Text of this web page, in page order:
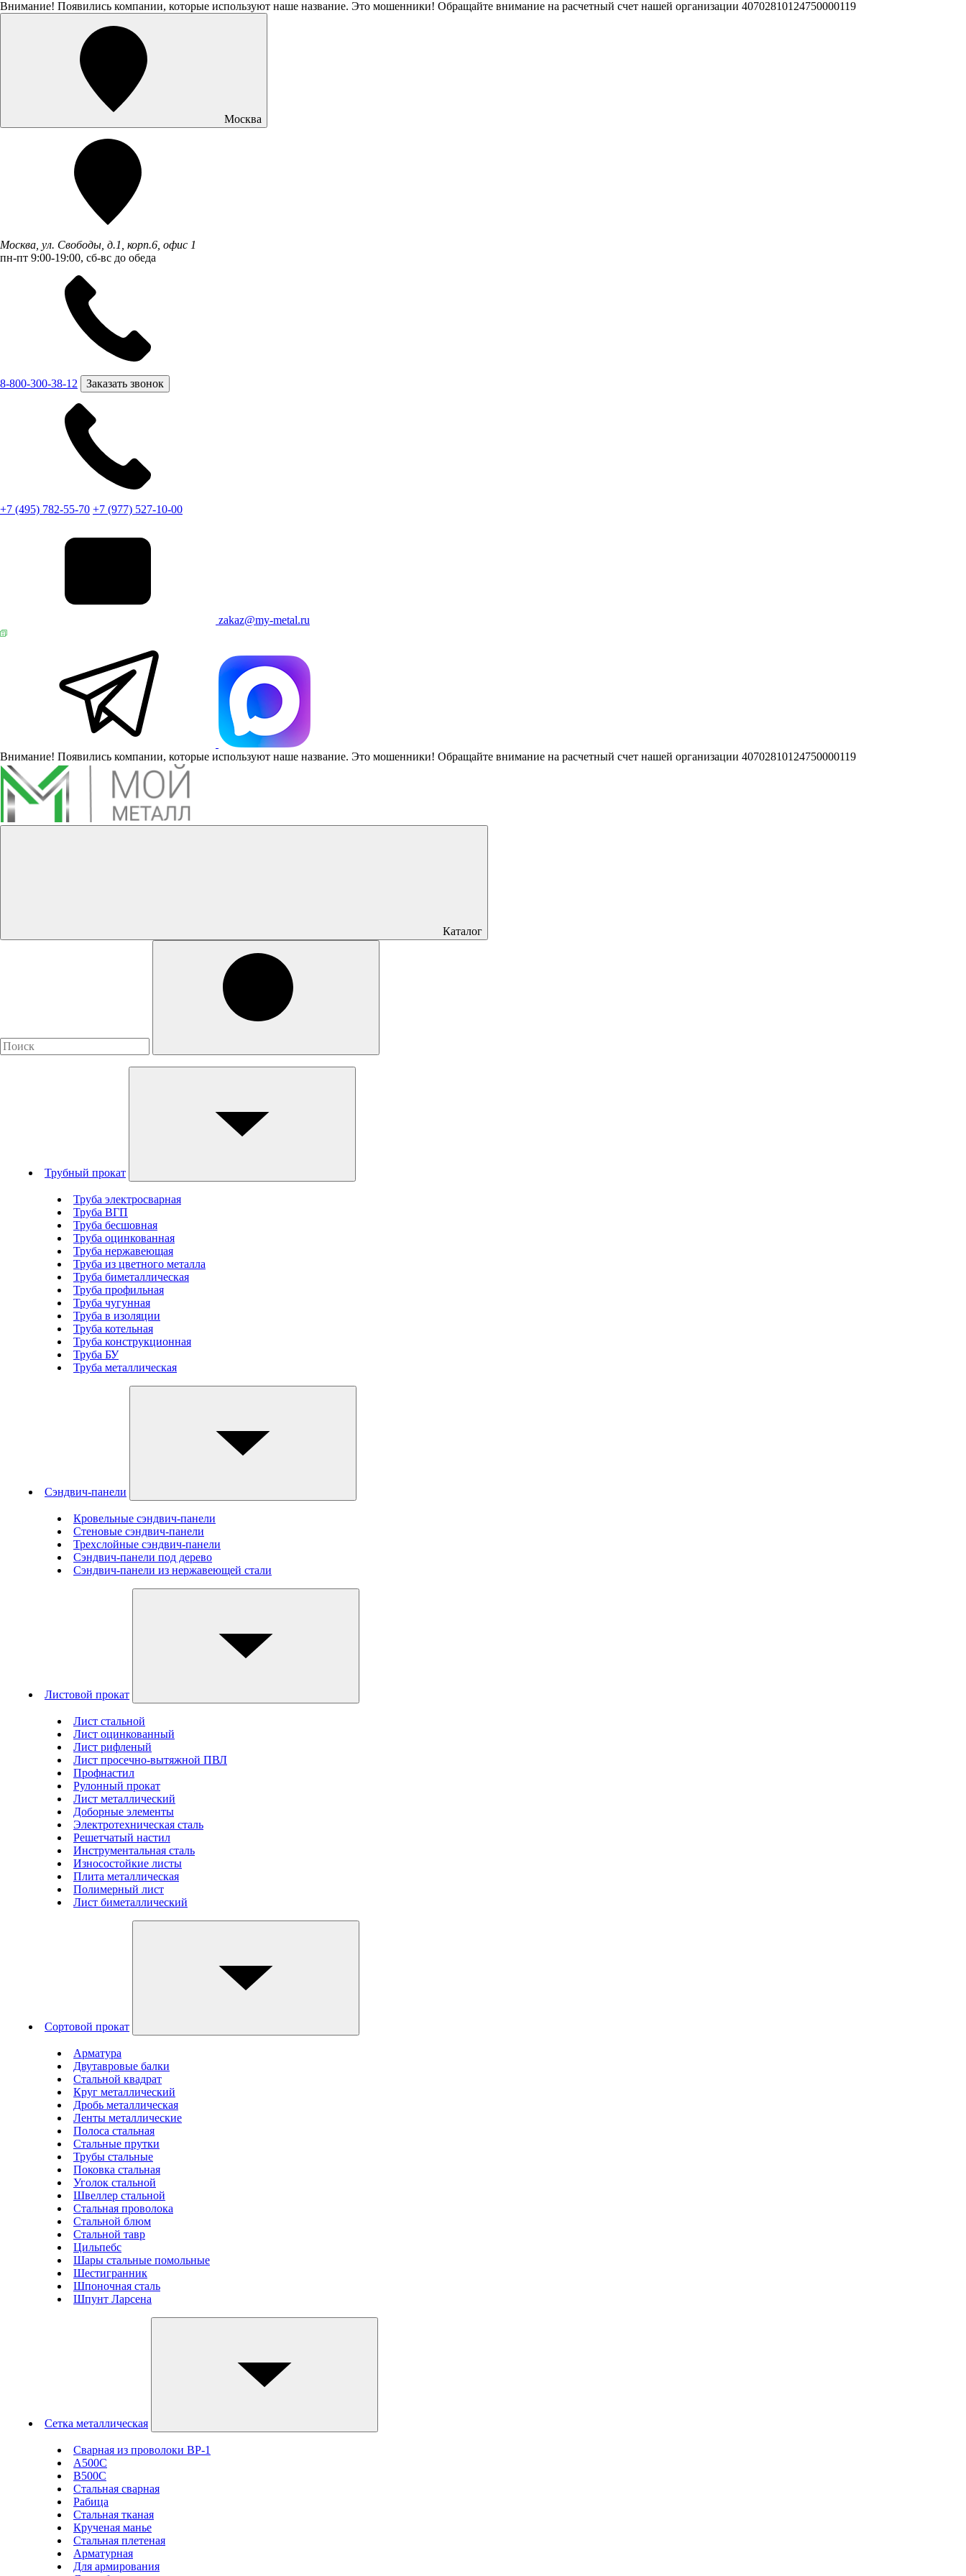
Внимание! Появились компании, которые используют наше название. Это мошенники! Обращайте внимание на расчетный счет нашей организации 40702810124750000119
Москва
Москва, ул. Свободы, д.1, корп.6, офис 1
пн-пт 9:00-19:00, сб-вс до обеда
8-800-300-38-12 Заказать звонок
+7 (495) 782-55-70 +7 (977) 527-10-00
zakaz@my-metal.ru
Внимание! Появились компании, которые используют наше название. Это мошенники! Обращайте внимание на расчетный счет нашей организации 40702810124750000119
Каталог
Трубный прокат
Труба электросварная
Труба ВГП
Труба бесшовная
Труба оцинкованная
Труба нержавеющая
Труба из цветного металла
Труба биметаллическая
Труба профильная
Труба чугунная
Труба в изоляции
Труба котельная
Труба конструкционная
Труба БУ
Труба металлическая
Сэндвич-панели
Кровельные сэндвич-панели
Стеновые cэндвич-панели
Трехслойные сэндвич-панели
Сэндвич-панели под дерево
Сэндвич-панели из нержавеющей стали
Листовой прокат
Лист стальной
Лист оцинкованный
Лист рифленый
Лист просечно-вытяжной ПВЛ
Профнастил
Рулонный прокат
Лист металлический
Доборные элементы
Электротехническая сталь
Решетчатый настил
Инструментальная сталь
Износостойкие листы
Плита металлическая
Полимерный лист
Лист биметаллический
Сортовой прокат
Арматура
Двутавровые балки
Стальной квадрат
Круг металлический
Дробь металлическая
Ленты металлические
Полоса стальная
Стальные прутки
Трубы стальные
Поковка стальная
Уголок стальной
Швеллер стальной
Стальная проволока
Стальной блюм
Стальной тавр
Цильпебс
Шары стальные помольные
Шестигранник
Шпоночная сталь
Шпунт Ларсена
Сетка металлическая
Сварная из проволоки ВР-1
А500С
В500С
Стальная сварная
Рабица
Стальная тканая
Крученая манье
Стальная плетеная
Арматурная
Для армирования